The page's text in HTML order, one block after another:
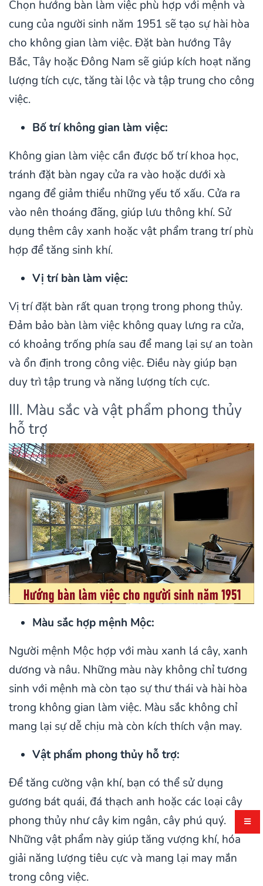
Chọn hướng bàn làm việc phù hợp với mệnh và
cung của người sinh năm 1951 sẽ tạo sự hài hòa
cho không gian làm việc. Đặt bàn hướng Tây
Bắc, Tây hoặc Đông Nam sẽ giúp kích hoạt năng
lượng tích cực, tăng tài lộc và tập trung cho công
việc.
Bố trí không gian làm việc:
Không gian làm việc cần được bố trí khoa học,
tránh đặt bàn ngay cửa ra vào hoặc dưới xà
ngang để giảm thiểu những yếu tố xấu. Cửa ra
vào nên thoáng đãng, giúp lưu thông khí. Sử
dụng thêm cây xanh hoặc vật phẩm trang trí phù
hợp để tăng sinh khí.
Vị trí bàn làm việc:
Vị trí đặt bàn rất quan trọng trong phong thủy.
Đảm bảo bàn làm việc không quay lưng ra cửa,
có khoảng trống phía sau để mang lại sự an toàn
và ổn định trong công việc. Điều này giúp bạn
duy trì tập trung và năng lượng tích cực.
III. Màu sắc và vật phẩm phong thủy
hỗ trợ
Màu sắc hợp mệnh Mộc:
Người mệnh Mộc hợp với màu xanh lá cây, xanh
dương và nâu. Những màu này không chỉ tương
sinh với mệnh mà còn tạo sự thư thái và hài hòa
trong không gian làm việc. Màu sắc không chỉ
mang lại sự dễ chịu mà còn kích thích vận may.
Vật phẩm phong thủy hỗ trợ:
Để tăng cường vận khí, bạn có thể sử dụng
gương bát quái, đá thạch anh hoặc các loại cây
phong thủy như cây kim ngân, cây phú quý.
Những vật phẩm này giúp tăng vượng khí, hóa
giải năng lượng tiêu cực và mang lại may mắn
trong công việc.